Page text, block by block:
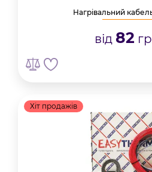
Нагрівальний
від 82
Хіт продажів